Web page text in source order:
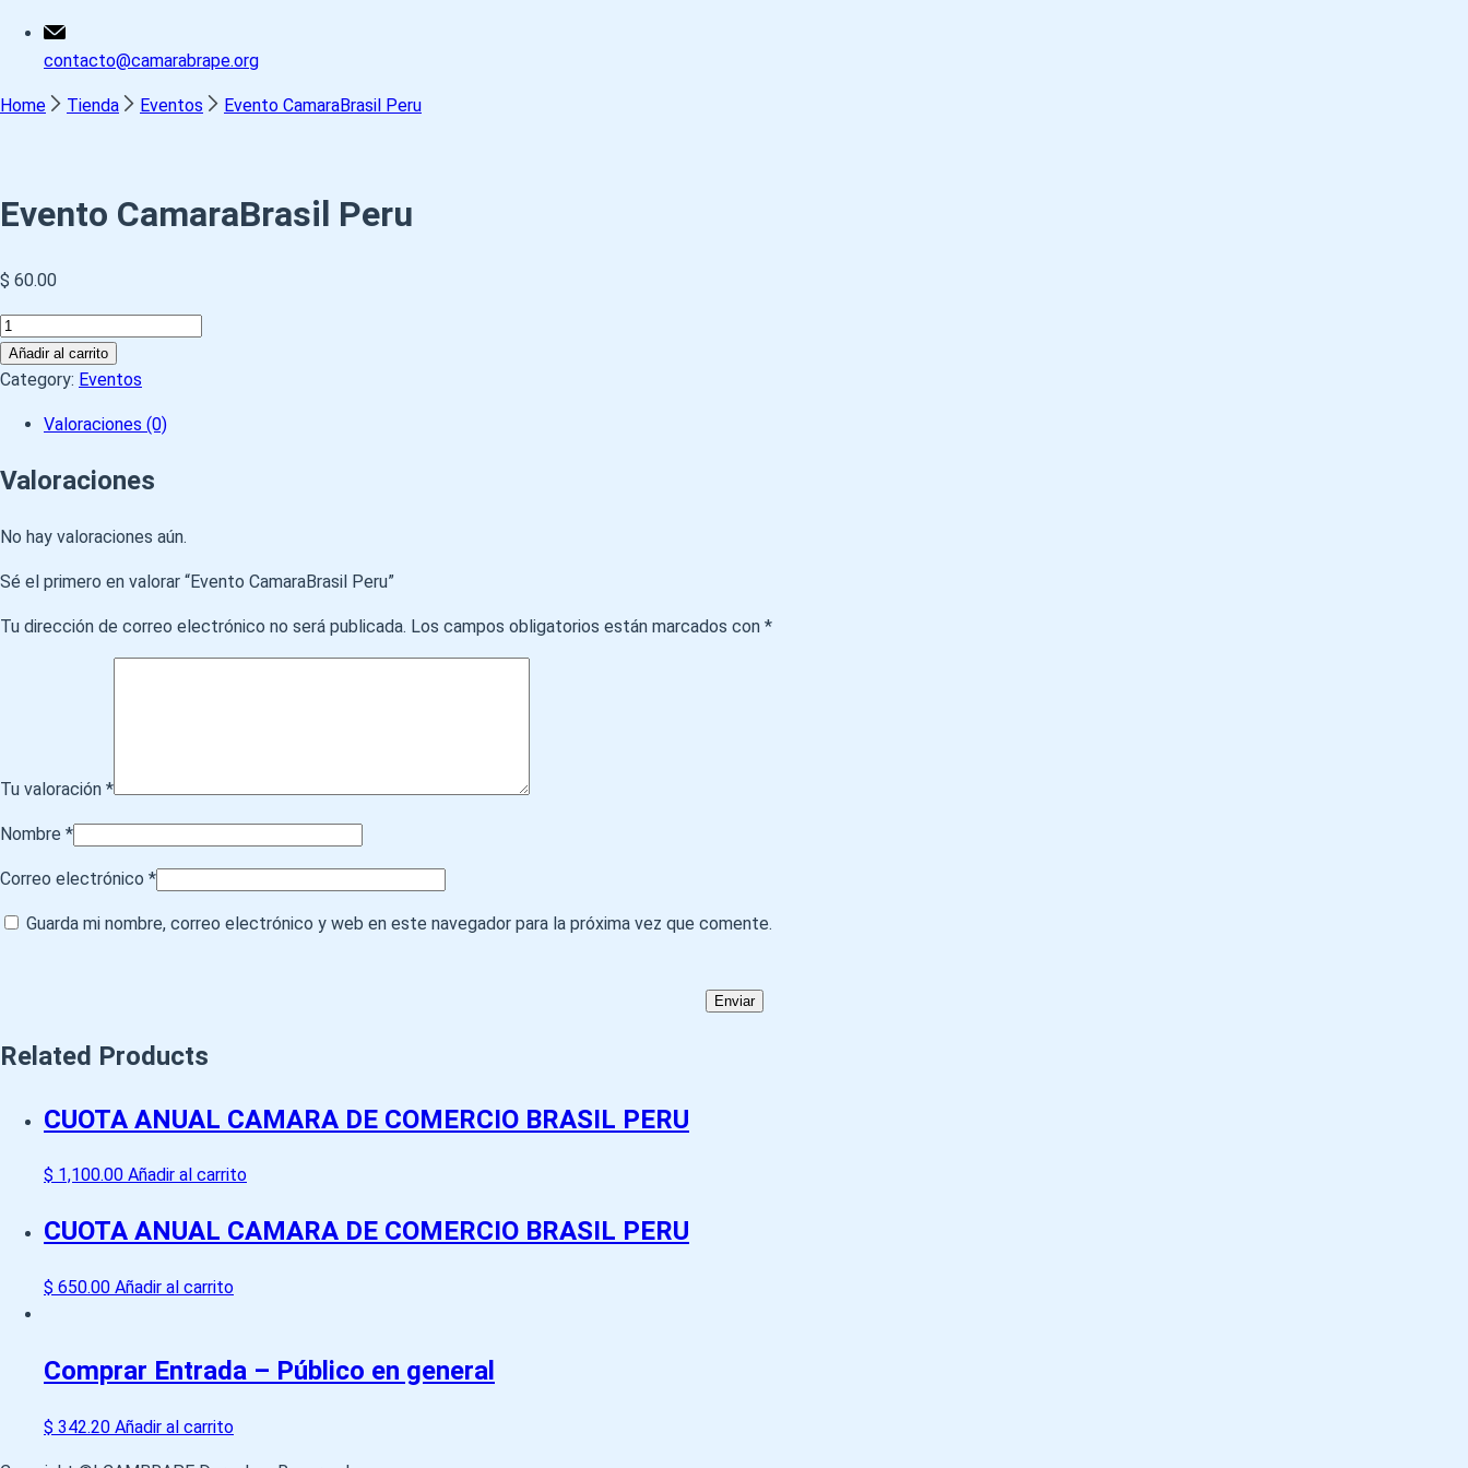
contacto@camarabrape.org
Home Tienda Eventos Evento CamaraBrasil Peru
Evento CamaraBrasil Peru
$ 60.00
Evento
CamaraBrasil
Peru
Añadir al carrito
Category: Eventos
Valoraciones (0)
Valoraciones
No hay valoraciones aún.
Sé el primero en valorar “Evento CamaraBrasil Peru”
Tu dirección de correo electrónico no será publicada. Los campos obligatorios están marcados con *
Tu valoración *
Nombre *
Correo electrónico *
Guarda mi nombre, correo electrónico y web en este navegador para la próxima vez que comente.
Related Products
CUOTA ANUAL CAMARA DE COMERCIO BRASIL PERU
$ 1,100.00 Añadir al carrito
CUOTA ANUAL CAMARA DE COMERCIO BRASIL PERU
$ 650.00 Añadir al carrito
Comprar Entrada – Público en general
$ 342.20 Añadir al carrito